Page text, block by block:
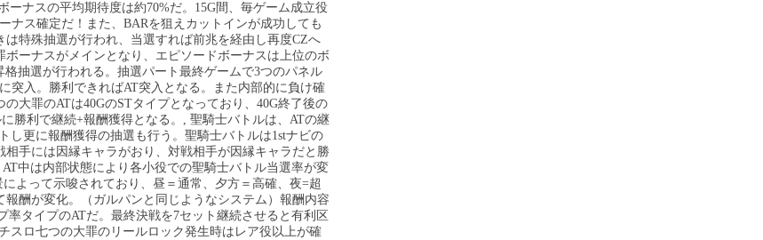
ナスの平均期待度は約70%だ。15G間、毎ゲーム成立役
ナス確定だ！また、BARを狙えカットインが成功しても
特殊抽選が行われ、当選すれば前兆を経由し再度CZへ
ーナスがメインとなり、エピソードボーナスは上位のボ
抽選が行われる。抽選パート最終ゲームで3つのパネル
突入。勝利できればAT突入となる。また内部的に負け確
大罪のATは40GのSTタイプとなっており、40G終了後の
勝利で継続+報酬獲得となる。, 聖騎士バトルは、ATの継
し更に報酬獲得の抽選も行う。聖騎士バトルは1stナビの
手には因縁キャラがおり、対戦相手が因縁キャラだと勝
中は内部状態により各小役での聖騎士バトル当選率が変
よって示唆されており、昼＝通常、夕方＝高確、夜=超
酬が変化。（ガルパンと同じようなシステム）報酬内容
タイプのATだ。最終決戦を7セット継続させると有利区
スロ七つの大罪のリールロック発生時はレア役以上が確